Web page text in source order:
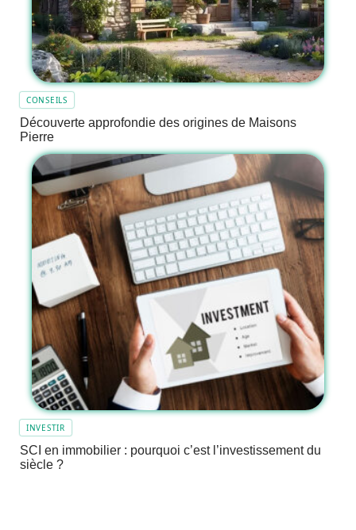
CONSEILS
Découverte approfondie des origines de Maisons
Pierre
INVESTIR
SCI en immobilier : pourquoi c’est l’investissement du
siècle ?